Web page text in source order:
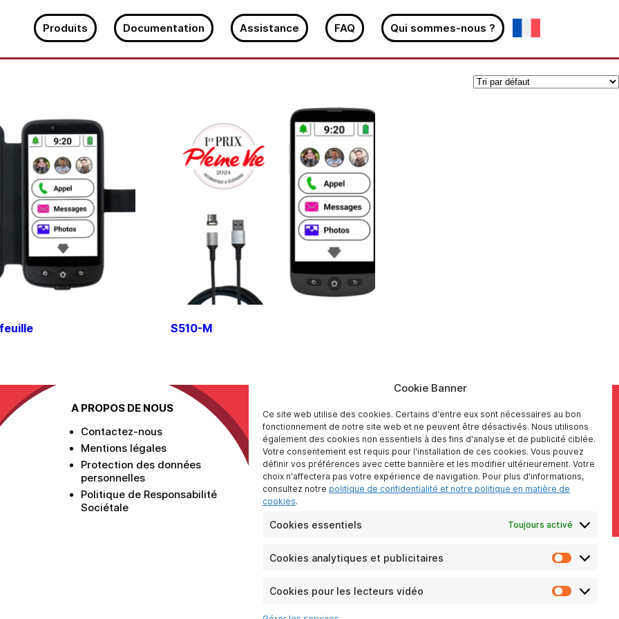
Cookie Banner
Ce site web utilise des cookies. Certains d'entre eux sont nécessaires au bon
fonctionnement de notre site web et ne peuvent être désactivés. Nous utilisons
également des cookies non essentiels à des fins d'analyse et de publicité ciblée.
Votre consentement est requis pour l'installation de ces cookies. Vous pouvez
définir vos préférences avec cette bannière et les modifier ultérieurement. Votre
choix n'affectera pas votre expérience de navigation. Pour plus d'informations,
consultez notre politique de confidentialité et notre politique en matière de
cookies.
Cookies essentiels Toujours activé
Cookies analytiques et publicitaires
Cookies
et
Cookies pour les lecteurs vidéo
Cookies
Produits Documentation Assistance FAQ Qui sommes-nous ?
S510-M
A PROPOS DE NOUS
Contactez-nous
Mentions légales
Protection des données
personnelles
Politique de Responsabilité
Sociétale
NOS RÉSEAUX SOCIAUX